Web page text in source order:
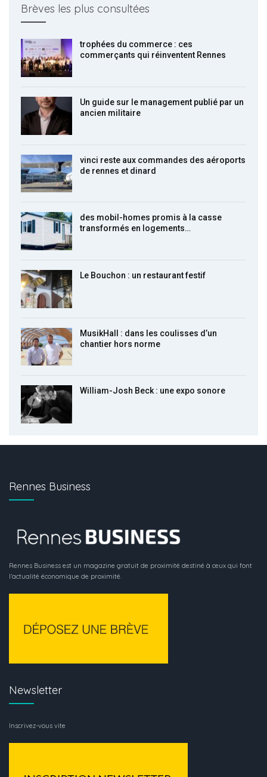
Brèves les plus consultées
trophées du commerce : ces
commerçants qui réinventent Rennes
Un guide sur le management publié par un
ancien militaire
vinci reste aux commandes des aéroports
de rennes et dinard
des mobil-homes promis à la casse
transformés en logements…
Le Bouchon : un restaurant festif
MusikHall : dans les coulisses d’un
chantier hors norme
William-Josh Beck : une expo sonore
Rennes Business
Rennes Business est un magazine gratuit de proximité destiné à ceux qui font
l’actualité économique de proximité.
Newsletter
Inscrivez-vous vite